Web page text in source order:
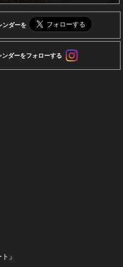
ンダーを
ダーをフォローする
』